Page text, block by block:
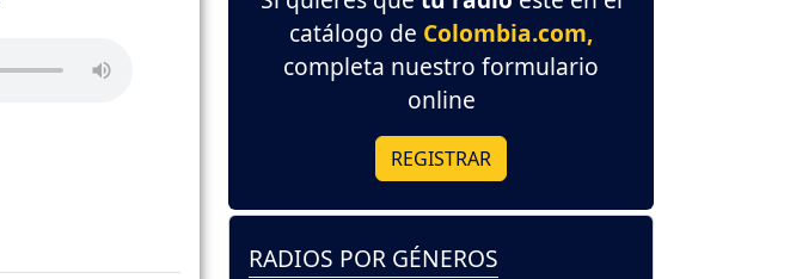
catálogo de Colombia.com,
completa nuestro formulario
online
REGISTRAR
RADIOS POR GÉNEROS